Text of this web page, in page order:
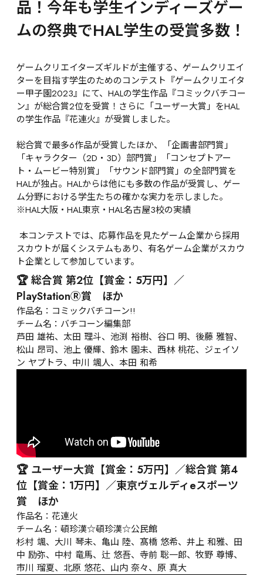
品！今年も学生インディーズゲー
ムの祭典でHAL学生の受賞多数！
ゲームクリエイターズギルドが主催する、ゲームクリエイ
ターを目指す学生のためのコンテスト『ゲームクリエイタ
ー甲子園2023』にて、HALの学生作品『コミックバチコー
ン』が総合賞2位を受賞！さらに「ユーザー大賞」をHAL
の学生作品『花連火』が受賞しました。
総合賞で最多6作品が受賞したほか、「企画書部門賞」
「キャラクター（2D・3D）部門賞」「コンセプトアー
ト・ムービー特別賞」「サウンド部門賞」の全部門賞を
HALが独占。HALからは他にも多数の作品が受賞し、ゲー
ム分野における学生たちの確かな実力を示しました。
※HAL大阪・HAL東京・HAL名古屋3校の実績
スカウトが届くシステムもあり、有名ゲーム企業がスカウ
ト企業として参加しています。
🏆 総合賞 第2位【賞金：5万円】／
PlayStationⓇ賞　ほか
作品名：コミックバチコーン!!
チーム名：バチコーン編集部
芦田 雄祐、太田 理斗、池渕 裕樹、谷口 明、後藤 雅智、
松山 昂司、池上 優輝、鈴木 園未、西林 桃花、ジェイソ
ン ヤプトラ、中川 颯人、本田 和希
🏆 ユーザー大賞【賞金：5万円】／総合賞 第4
位【賞金：1万円】／東京ヴェルディeスポーツ
賞　ほか
作品名：花連火
チーム名：頓珍漢☆頓珍漢☆公民館
杉村 颯、大川 琴未、亀山 陸、髙橋 悠希、井上 和雅、田
中 励弥、中村 竜馬、辻 悠吾、寺前 聡一郎、牧野 尊博、
市川 瑠夏、北原 悠花、山内 奈々、原 真大